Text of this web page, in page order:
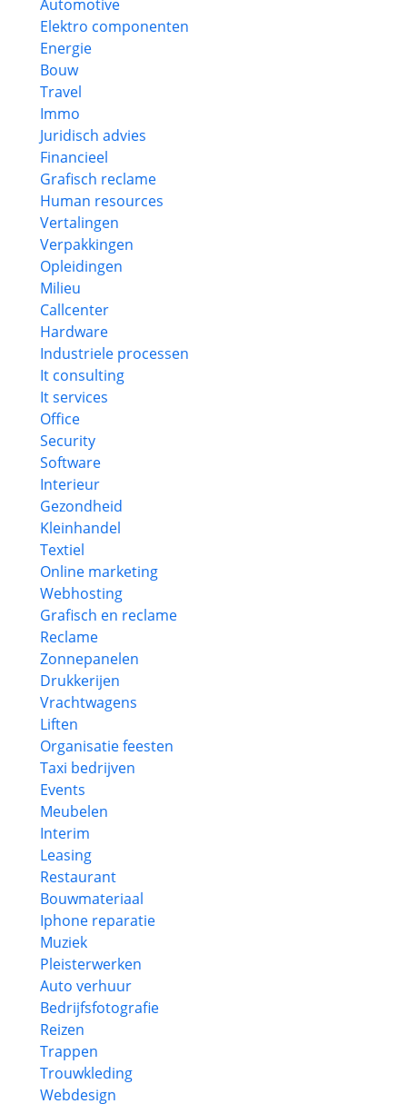
Automotive
Elektro componenten
Energie
Bouw
Travel
Immo
Juridisch advies
Financieel
Grafisch reclame
Human resources
Vertalingen
Verpakkingen
Opleidingen
Milieu
Callcenter
Hardware
Industriele processen
It consulting
It services
Office
Security
Software
Interieur
Gezondheid
Kleinhandel
Textiel
Online marketing
Webhosting
Grafisch en reclame
Reclame
Zonnepanelen
Drukkerijen
Vrachtwagens
Liften
Organisatie feesten
Taxi bedrijven
Events
Meubelen
Interim
Leasing
Restaurant
Bouwmateriaal
Iphone reparatie
Muziek
Pleisterwerken
Auto verhuur
Bedrijfsfotografie
Reizen
Trappen
Trouwkleding
Webdesign